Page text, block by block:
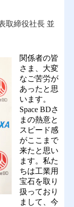
取締役社長 並
関係者の皆
さま、大変
なご苦労が
あったと思
います。
Space BDさ
まの熱意と
スピード感
がここまで
来たと思い
ます。私た
ちは工業用
宝石を取り
扱っており
まして、今